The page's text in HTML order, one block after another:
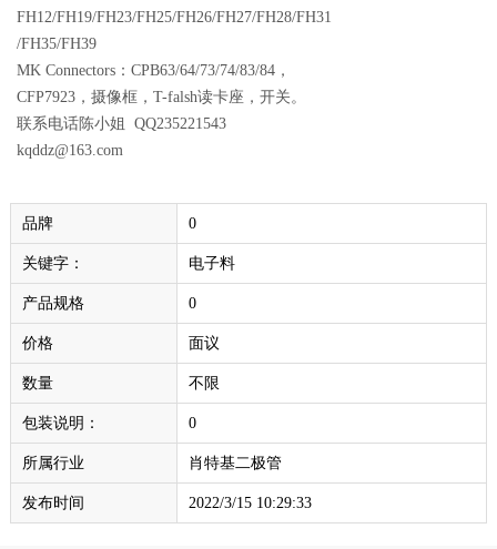
FH12/FH19/FH23/FH25/FH26/FH27/FH28/FH31
/FH35/FH39
MK Connectors：CPB63/64/73/74/83/84，
CFP7923，摄像框，T-falsh读卡座，开关。
联系电话陈小姐 QQ235221543
kqddz@163.com
品牌 0
关键字： 电子料
产品规格 0
价格 面议
数量 不限
包装说明： 0
所属行业 肖特基二极管
发布时间 2022/3/15 10:29:33